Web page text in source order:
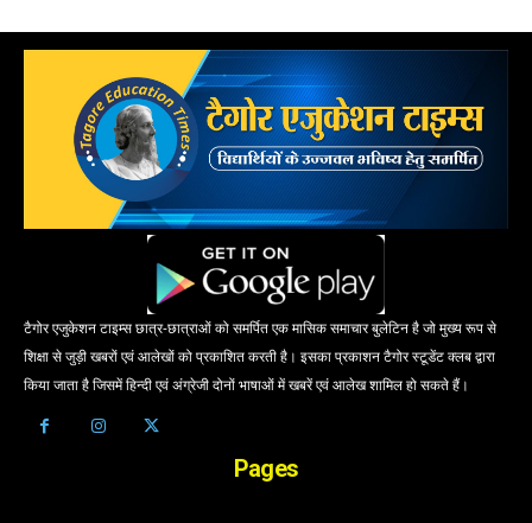
टैगोर एजुकेशन टाइम्स छात्र-छात्राओं को समर्पित एक मासिक समाचार बुलेटिन है जो मुख्य रूप से
शिक्षा से जुड़ी खबरों एवं आलेखों को प्रकाशित करती है। इसका प्रकाशन टैगोर स्टूडेंट क्लब द्वारा
किया जाता है जिसमें हिन्दी एवं अंग्रेजी दोनों भाषाओं में खबरें एवं आलेख शामिल हो सकते हैं।
Pages